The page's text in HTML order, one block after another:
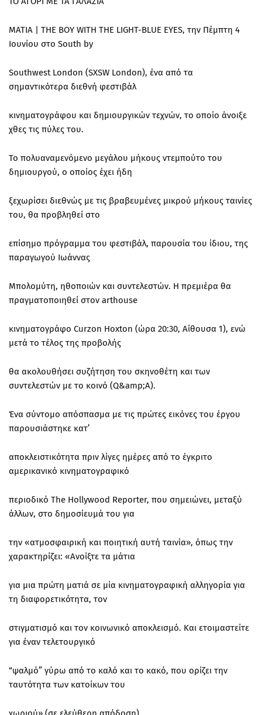
ΜΑΤΙΑ | THE BOY WITH THE LIGHT-BLUE EYES, την Πέμπτη 4
Ιουνίου στο South by
Southwest London (SXSW London), ένα από τα
σημαντικότερα διεθνή φεστιβάλ
κινηματογράφου και δημιουργικών τεχνών, το οποίο άνοιξε
χθες τις πύλες του.
Το πολυαναμενόμενο μεγάλου μήκους ντεμπούτο του
δημιουργού, ο οποίος έχει ήδη
ξεχωρίσει διεθνώς με τις βραβευμένες μικρού μήκους ταινίες
του, θα προβληθεί στο
επίσημο πρόγραμμα του φεστιβάλ, παρουσία του ίδιου, της
παραγωγού Ιωάννας
Μπολομύτη, ηθοποιών και συντελεστών. Η πρεμιέρα θα
πραγματοποιηθεί στον arthouse
κινηματογράφο Curzon Hoxton (ώρα 20:30, Αίθουσα 1), ενώ
μετά το τέλος της προβολής
θα ακολουθήσει συζήτηση του σκηνοθέτη και των
συντελεστών με το κοινό (Q&amp;A).
Ένα σύντομο απόσπασμα με τις πρώτες εικόνες του έργου
παρουσιάστηκε κατ’
αποκλειστικότητα πριν λίγες ημέρες από το έγκριτο
αμερικανικό κινηματογραφικό
περιοδικό The Hollywood Reporter, που σημειώνει, μεταξύ
άλλων, στο δημοσίευμά του για
την «ατμοσφαιρική και ποιητική αυτή ταινία», όπως την
χαρακτηρίζει: «Ανοίξτε τα μάτια
για μια πρώτη ματιά σε μία κινηματογραφική αλληγορία για
τη διαφορετικότητα, τον
στιγματισμό και τον κοινωνικό αποκλεισμό. Και ετοιμαστείτε
για έναν τελετουργικό
“ψαλμό” γύρω από το καλό και το κακό, που ορίζει την
ταυτότητα των κατοίκων του